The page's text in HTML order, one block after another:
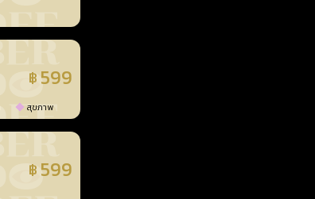
฿ 599
สุขภาพ
฿ 599